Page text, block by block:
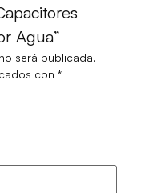
Agua”
será publicada.
con *